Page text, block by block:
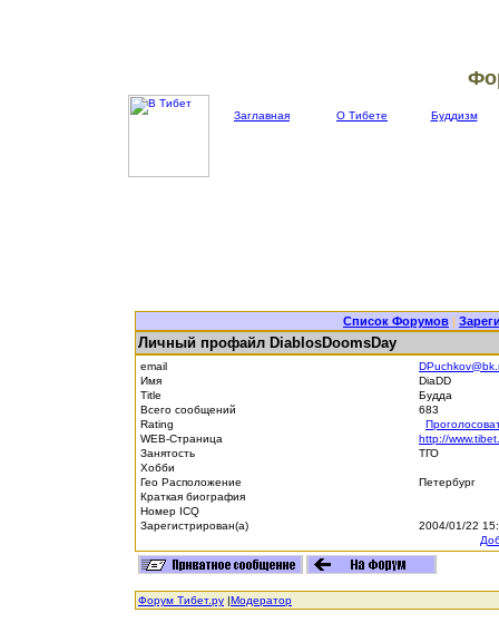
Заглавная О Тибете Буддизм
Список Форумов |
Личный профайл DiablosDoomsDay
email
Имя
DiaDD
Title
Будда
Всего сообщений
683
Rating
WEB-Страница
http://
Занятость
ТГО
Хобби
Гео Расположение
Петербург
Краткая биография
Номер ICQ
Зарегистрирован(а)
2004/01/22
Форум Тибет.ру |Модератор